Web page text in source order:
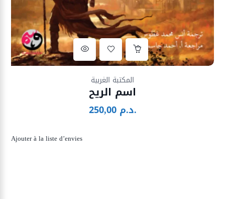
المكتبة الغربية
اسم الريح
250,00 د.م.
Ajouter à la liste d’envies